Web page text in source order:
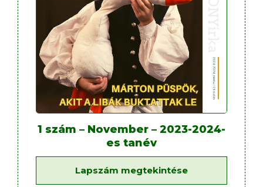
1 szám – November – 2023-2024-
es tanév
Lapszám megtekintése